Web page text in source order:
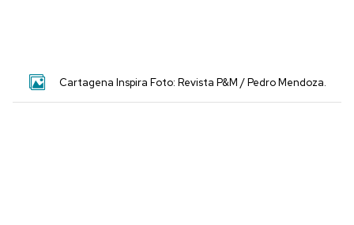
Cartagena Inspira Foto: Revista P&M / Pedro Mendoza.